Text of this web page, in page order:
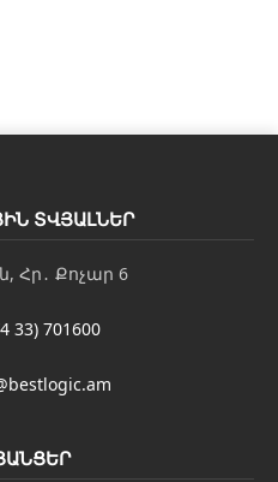
ՏՎՅԱԼՆԵՐ
Հր․ Քոչար 6
33) 701600